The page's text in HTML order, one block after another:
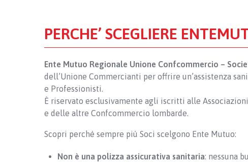
PERCHE’ SCEGLIERE
Ente Mutuo Regionale Unione Confcommercio –
dell’Unione Commercianti per offrire un’assistenza
e Professionisti.
È riservato esclusivamente agli iscritti alle
e delle altre Confcommercio lombarde.
Scopri perché sempre più Soci scelgono Ente Mutuo:
Non è una polizza assicurativa sanitaria: nessuna